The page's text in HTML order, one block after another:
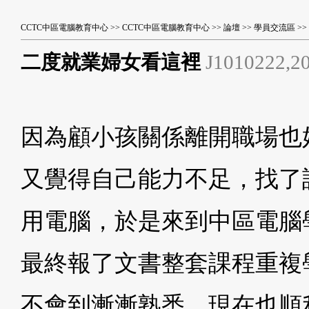
CCTC中區電腦教育中心 >> CCTC中區電腦教育中心 >> 論壇 >> 學員交流區 >>
二度就業婦女看這裡
因為顧小孩關係離開職場
又覺得自己能力不足，找
用電腦，於是來到中區電
最終報了文書整套課程重